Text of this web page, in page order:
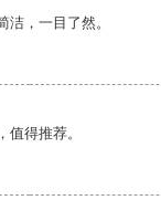
洁，一目了然。
值得推荐。